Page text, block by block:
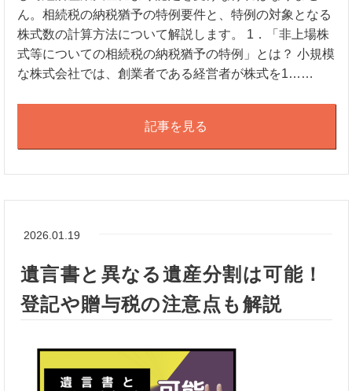
ん。相続税の納税猶予の特例要件と、特例の対象となる
株式数の計算方法について解説します。 1．「非上場株
式等についての相続税の納税猶予の特例」とは？ 小規模
な株式会社では、創業者である経営者が株式を1……
記事を見る
2026.01.19
遺言書と異なる遺産分割は可能！
登記や贈与税の注意点も解説